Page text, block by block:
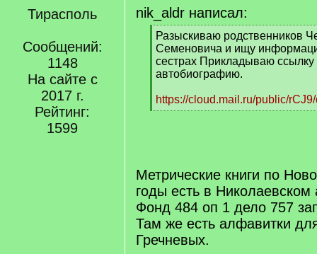
Тирасполь
Сообщений:
1148
На сайте с
2017 г.
Рейтинг:
1599
nik_aldr написал:
[
q
]
Разыскиваю родственников
Семеновича и ищу
сестрах Прикладываю ссылку
автобиографию.
https://cloud.mail.ru/public/
[
Метрические книги по
годы есть в Николаевском
Фонд 484 оп 1 дело 757
Там же есть алфавитки
Гречневых.